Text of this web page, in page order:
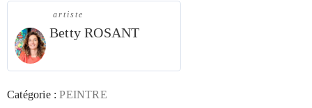
artiste
Betty ROSANT
Catégorie :PEINTRE